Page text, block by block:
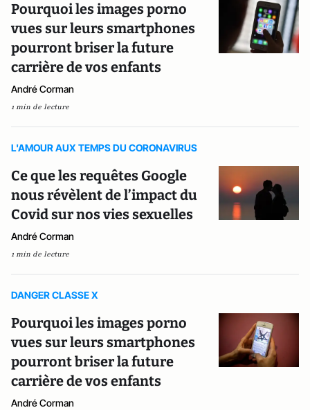
Pourquoi les images porno
vues sur leurs smartphones
pourront briser la future
carrière de vos enfants
André Corman
1 min de lecture
L'AMOUR AUX TEMPS DU CORONAVIRUS
Ce que les requêtes Google
nous révèlent de l’impact du
Covid sur nos vies sexuelles
André Corman
1 min de lecture
DANGER CLASSE X
Pourquoi les images porno
vues sur leurs smartphones
pourront briser la future
carrière de vos enfants
André Corman